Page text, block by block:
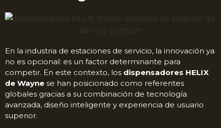
En la industria de estaciones de servicio, la innovación ya
no es opcional: es un factor determinante para
competir. En este contexto, los dispensadores HELIX
de Wayne se han posicionado como referentes
globales gracias a su combinación de tecnología
avanzada, diseño inteligente y experiencia de usuario
superior.